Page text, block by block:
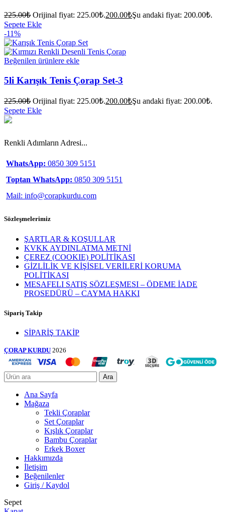
225.00₺ Orijinal fiyat: 225.00₺.200.00₺Şu andaki fiyat: 200.00₺.
Sepete Ekle
-11%
Beğenilen ürünlere ekle
5li Karışık Tenis Çorap Set-3
225.00₺ Orijinal fiyat: 225.00₺.200.00₺Şu andaki fiyat: 200.00₺.
Sepete Ekle
Renkli Adımların Adresi...
WhatsApp: 0850 309 5151
Toptan WhatsApp: 0850 309 5151
Mail: info@corapkurdu.com
Sözleşmelerimiz
ŞARTLAR & KOŞULLAR
KVKK AYDINLATMA METNİ
ÇEREZ (COOKIE) POLİTİKASI
GİZLİLİK VE KİŞİSEL VERİLERİ KORUMA
POLİTİKASI
MESAFELI SATIŞ SÖZLEŞMESI – ÖDEME İADE
PROSEDÜRÜ – CAYMA HAKKI
Sipariş Takip
SİPARİŞ TAKİP
ÇORAP KURDU 2026
Ara
Ana Sayfa
Mağaza
Tekli Çoraplar
Set Çoraplar
Kışlık Çoraplar
Bambu Çoraplar
Erkek Boxer
Hakkımızda
İletişim
Beğenilenler
Giriş / Kaydol
Sepet